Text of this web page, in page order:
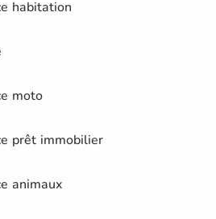
habitation
moto
prêt immobilier
animaux